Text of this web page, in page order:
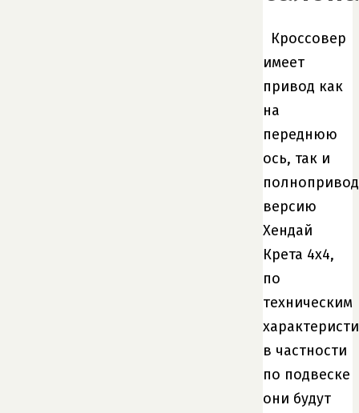
Кроссовер
имеет
привод как
на
переднюю
ось, так и
версию
Хендай
Крета 4х4,
по
техническим
в частности
по подвеске
они будут